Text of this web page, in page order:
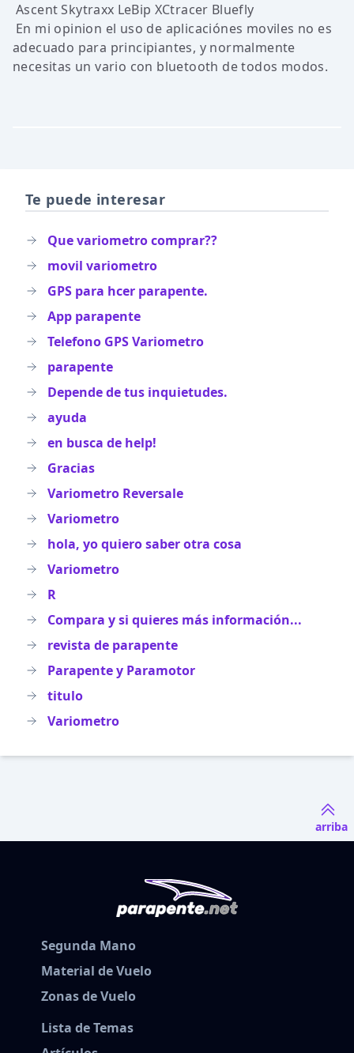
Ascent Skytraxx LeBip XCtracer Bluefly
En mi opinion el uso de aplicaciónes moviles no es
adecuado para principiantes, y normalmente
necesitas un vario con bluetooth de todos modos.
Te puede interesar
Que variometro comprar??
movil variometro
GPS para hcer parapente.
App parapente
Telefono GPS Variometro
parapente
Depende de tus inquietudes.
ayuda
en busca de help!
Gracias
Variometro Reversale
Variometro
hola, yo quiero saber otra cosa
Variometro
R
Compara y si quieres más información...
revista de parapente
Parapente y Paramotor
titulo
Variometro
arriba
Segunda Mano
Material de Vuelo
Zonas de Vuelo
Lista de Temas